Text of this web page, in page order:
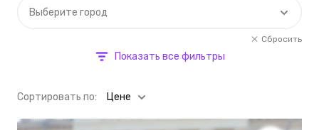
Выберите город
Сбросить
Показать все фильтры
Cортировать по: Цене